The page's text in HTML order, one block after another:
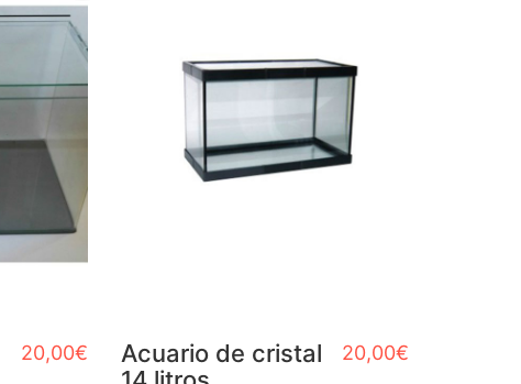
20,00€
Acuario de cristal
20,00€